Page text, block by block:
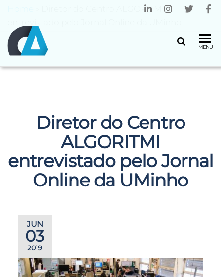
MENU
Diretor do Centro ALGORITMI
Diretor do Centro
ALGORITMI
entrevistado pelo Jornal
Online da UMinho
JUN
03
2019